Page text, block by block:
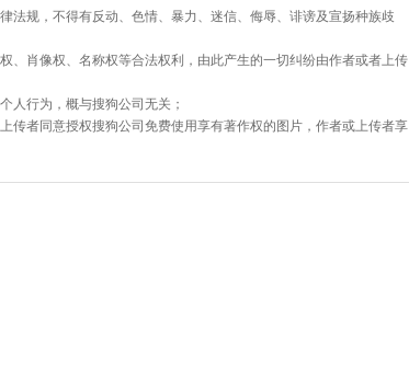
法规，不得有反动、色情、暴力、迷信、侮辱、诽谤及宣扬种族歧
、肖像权、名称权等合法权利，由此产生的一切纠纷由作者或者上传
人行为，概与搜狗公司无关；
传者同意授权搜狗公司免费使用享有著作权的图片，作者或上传者享